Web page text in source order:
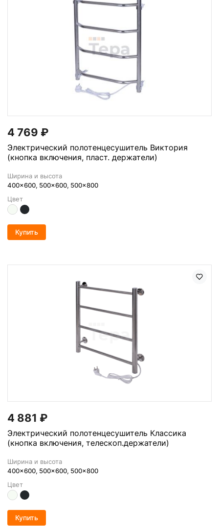
4 769 ₽
Электрический полотенцесушитель Виктория
(кнопка включения, пласт. держатели)
Ширина и высота
400x600, 500x600, 500x800
Цвет
Купить
4 881 ₽
Электрический полотенцесушитель Классика
(кнопка включения, телескоп.держатели)
Ширина и высота
400x600, 500x600, 500x800
Цвет
Купить